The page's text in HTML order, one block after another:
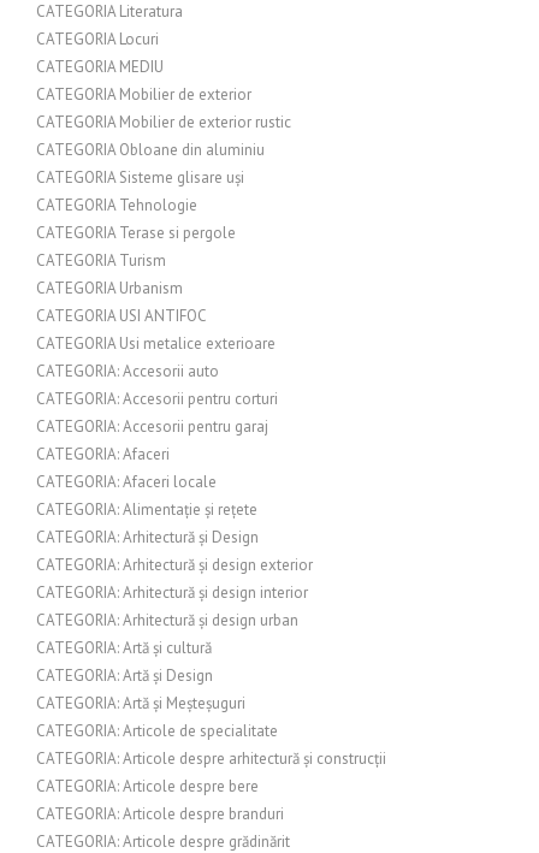
CATEGORIA Literatura
CATEGORIA Locuri
CATEGORIA MEDIU
CATEGORIA Mobilier de exterior
CATEGORIA Mobilier de exterior rustic
CATEGORIA Obloane din aluminiu
CATEGORIA Sisteme glisare uși
CATEGORIA Tehnologie
CATEGORIA Terase si pergole
CATEGORIA Turism
CATEGORIA Urbanism
CATEGORIA USI ANTIFOC
CATEGORIA Usi metalice exterioare
CATEGORIA: Accesorii auto
CATEGORIA: Accesorii pentru corturi
CATEGORIA: Accesorii pentru garaj
CATEGORIA: Afaceri
CATEGORIA: Afaceri locale
CATEGORIA: Alimentație și rețete
CATEGORIA: Arhitectură și Design
CATEGORIA: Arhitectură și design exterior
CATEGORIA: Arhitectură și design interior
CATEGORIA: Arhitectură și design urban
CATEGORIA: Artă și cultură
CATEGORIA: Artă și Design
CATEGORIA: Artă și Meșteșuguri
CATEGORIA: Articole de specialitate
CATEGORIA: Articole despre arhitectură și construcții
CATEGORIA: Articole despre bere
CATEGORIA: Articole despre branduri
CATEGORIA: Articole despre grădinărit